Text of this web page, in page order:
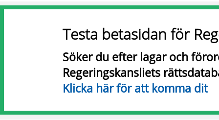
Testa betasidan för
Söker du efter lagar och
Regeringskansliets
Klicka här för att komma dit